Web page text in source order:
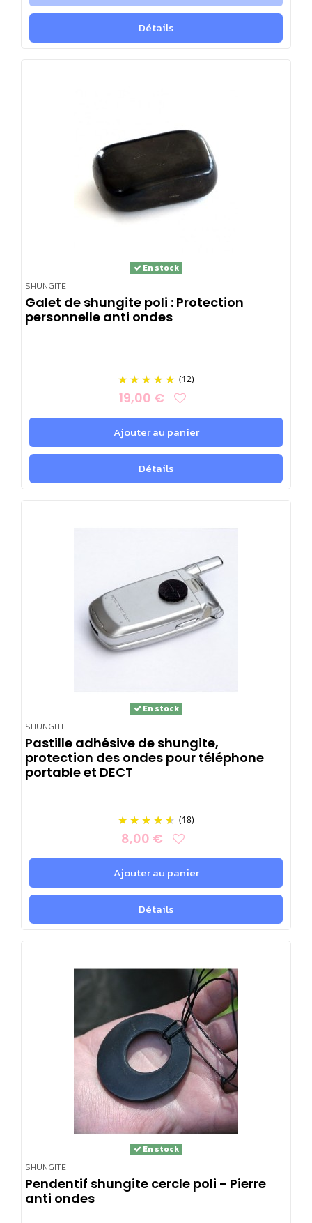
Détails
SHUNGITE
En stock
Galet de shungite poli : Protection
personnelle anti ondes
(12)
19,00 €
Ajouter au panier
Détails
SHUNGITE
En stock
Pastille adhésive de shungite,
protection des ondes pour téléphone
portable et DECT
(18)
8,00 €
Ajouter au panier
Détails
SHUNGITE
En stock
Pendentif shungite cercle poli - Pierre
anti ondes